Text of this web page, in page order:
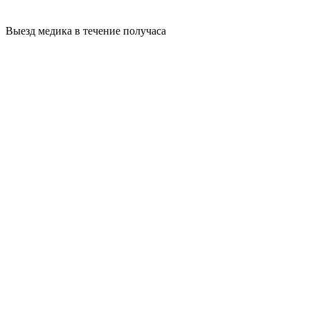
Выезд медика в течение получаса